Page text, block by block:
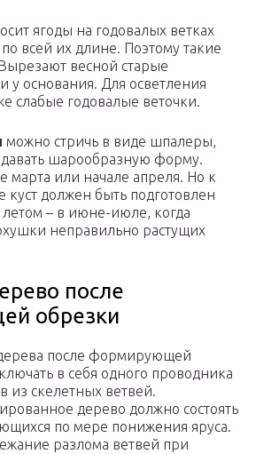
ягоды на годовалых ветках
всей их длине. Поэтому такие
весной старые
у основания. Для осветления
слабые годовалые веточки.
можно стричь в виде шпалеры,
шарообразную форму.
марта или начале апреля. Но к
должен быть подготовлен
– в июне-июле, когда
неправильно растущих
после
обрезки
после формирующей
в себя одного проводника
из скелетных ветвей.
дерево должно состоять
по мере понижения яруса.
разлома ветвей при